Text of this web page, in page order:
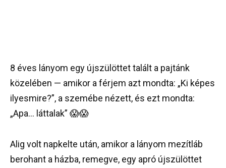
8 éves lányom egy újszülöttet talált a pajtánk
közelében — amikor a férjem azt mondta: „Ki képes
ilyesmire?”, a szemébe nézett, és ezt mondta:
„Apa… láttalak” 😱😱
Alig volt napkelte után, amikor a lányom mezítláb
berohant a házba, remegve, egy apró újszülöttet